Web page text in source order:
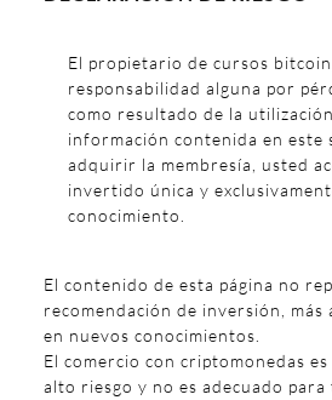
El propietario de cursos
responsabilidad alguna por
como resultado de la
información contenida en este
adquirir la membresía, usted
invertido única y
conocimiento.
El contenido de esta página no
recomendación de inversión, más
en nuevos conocimientos.
El comercio con criptomonedas
alto riesgo y no es adecuado